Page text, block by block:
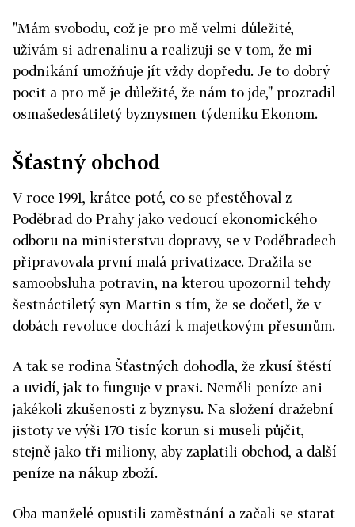
"Mám svobodu, což je pro mě velmi důležité,
užívám si adrenalinu a realizuji se v tom, že mi
podnikání umožňuje jít vždy dopředu. Je to dobrý
pocit a pro mě je důležité, že nám to jde," prozradil
osmašedesátiletý byznysmen týdeníku Ekonom.
Šťastný obchod
V roce 1991, krátce poté, co se přestěhoval z
Poděbrad do Prahy jako vedoucí ekonomického
odboru na ministerstvu dopravy, se v Poděbradech
připravovala první malá privatizace. Dražila se
samoobsluha potravin, na kterou upozornil tehdy
šestnáctiletý syn Martin s tím, že se dočetl, že v
dobách revoluce dochází k majetkovým přesunům.
A tak se rodina Šťastných dohodla, že zkusí štěstí
a uvidí, jak to funguje v praxi. Neměli peníze ani
jakékoli zkušenosti z byznysu. Na složení dražební
jistoty ve výši 170 tisíc korun si museli půjčit,
stejně jako tři miliony, aby zaplatili obchod, a další
peníze na nákup zboží.
Oba manželé opustili zaměstnání a začali se starat